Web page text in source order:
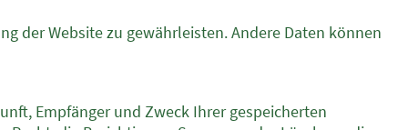
der Website zu gewährleisten. Andere Daten können
Empfänger und Zweck Ihrer gespeicherten